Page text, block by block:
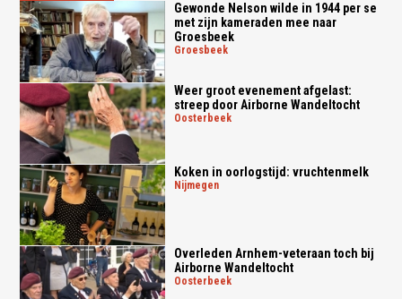
Gewonde Nelson wilde in 1944 per se
met zijn kameraden mee naar
Groesbeek
groesbeek
Weer groot evenement afgelast:
streep door Airborne Wandeltocht
oosterbeek
Koken in oorlogstijd: vruchtenmelk
nijmegen
Overleden Arnhem-veteraan toch bij
Airborne Wandeltocht
oosterbeek